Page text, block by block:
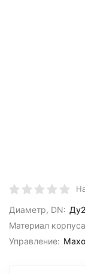
Диаметр, DN:
Материал
Управление: